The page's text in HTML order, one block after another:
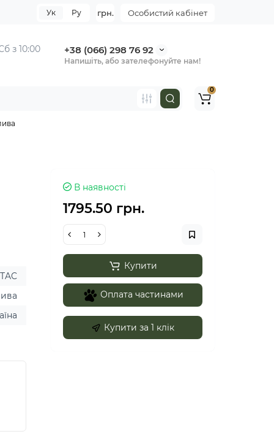
Особистий кабінет
грн.
Ук Ру
з 10:00
+38 (066) 298 76 92
Напишіть, або зателефонуйте нам!
0
В наявності
1795.50 грн.
Купити
Оплата частинами
Купити за 1 клiк